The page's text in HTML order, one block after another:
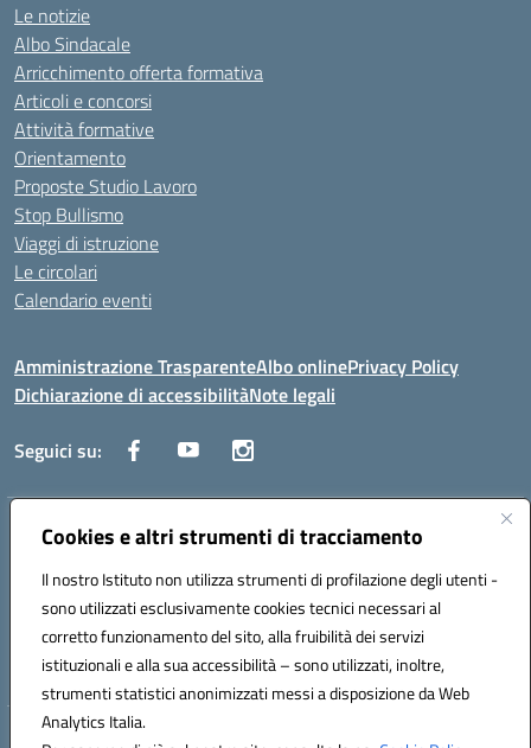
Cookies e altri strumenti di tracciamento
Il nostro Istituto non utilizza strumenti di profilazione degli utenti -
sono utilizzati esclusivamente cookies tecnici necessari al
corretto funzionamento del sito, alla fruibilità dei servizi
istituzionali e alla sua accessibilità – sono utilizzati, inoltre,
strumenti statistici anonimizzati messi a disposizione da Web
Analytics Italia.
Le notizie
Albo Sindacale
Arricchimento offerta formativa
Articoli e concorsi
Attività formative
Orientamento
Proposte Studio Lavoro
Stop Bullismo
Viaggi di istruzione
Le circolari
Calendario eventi
Amministrazione TrasparenteAlbo onlinePrivacy Policy
Dichiarazione di accessibilitàNote legali
Seguici su:
Indirizzo:Corso Fornari, 1 - 70056 Molfetta
Posta elettronica certificata (PEC):BARH04000D@pec.istruzione.it
Codice fiscale: 93249230728
Codice meccanografico: BARH04000D
Hosting & Powered by 3D Solution S.r.l.